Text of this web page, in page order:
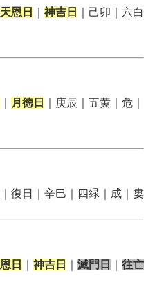
天恩日 神吉日
｜己卯｜六白
月徳日
｜庚辰｜五黄｜危｜
｜復日｜辛巳｜四緑｜成｜婁
日 神吉日 滅門日
往亡